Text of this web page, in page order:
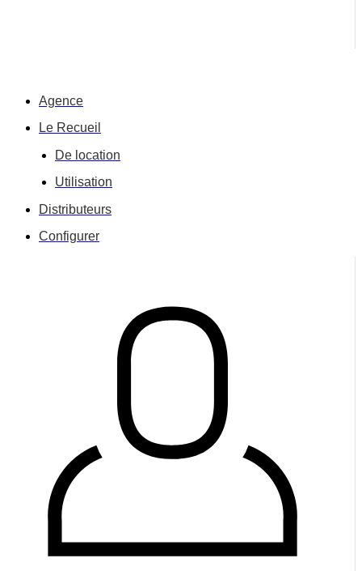
Agence
Le Recueil
De location
Utilisation
Distributeurs
Configurer